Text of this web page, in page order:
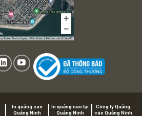
In quảng cáo
Quảng Ninh
In quảng cáo tại
Quảng Ninh
Công ty Quảng
cáo Quảng Ninh